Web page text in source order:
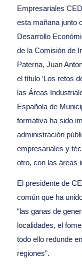
Empresariales
esta mañana junto
Desarrollo
de la Comisión de
Paterna, Juan
el título ‘Los retos
las Áreas
Española de
formativa ha sido
administración
empresariales y
otro, con las áreas
El presidente de
común que ha
“las ganas de
localidades, el
todo ello redunde
regiones”.